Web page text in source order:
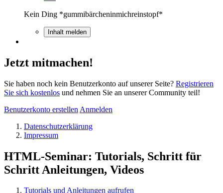
Kein Ding *gummibärcheninmichreinstopf*
Inhalt melden
Jetzt mitmachen!
Sie haben noch kein Benutzerkonto auf unserer Seite? Registrieren
Sie sich kostenlos und nehmen Sie an unserer Community teil!
Benutzerkonto erstellen Anmelden
Datenschutzerklärung
Impressum
HTML-Seminar: Tutorials, Schritt für
Schritt Anleitungen, Videos
Tutorials und Anleitungen aufrufen